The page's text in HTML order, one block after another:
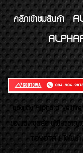
คลิกเข้าชมสินค้า
ของเเต่ง Alphard
ของแต่ง ชุดล้อ ผู้เชี่ยวชาญเ
TOYOTA ( โตโยต้า